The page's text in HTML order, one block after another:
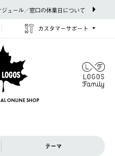
ュール／窓口の休業日について
カスタマーサポート
ONLINE SHOP
テーマ